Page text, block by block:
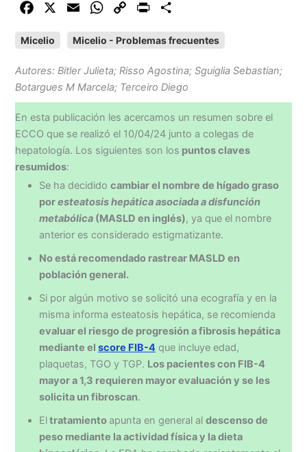
c
o
o
k
a
W
a
p
p
C
p
n
k
i
t
m
r
t
i
r
Micelio Micelio - Problemas frecuentes
Autores: Bitler Julieta; Risso Agostina; Sguiglia Sebastian;
Botargues M Marcela; Terceiro Diego
En esta publicación les acercamos un resumen sobre el
ECCO que se realizó el 10/04/24 junto a colegas de
hepatología. Los siguientes son los puntos claves
resumidos:
Se ha decididocambiar el nombre de hígado graso
poresteatosis hepática asociada a disfunción
metabólica (MASLD en inglés), ya que el nombre
anterior es considerado estigmatizante.
No está recomendado rastrear MASLD en
población general.
Si por algún motivo se solicitó una ecografía y en la
misma informa esteatosis hepática, se recomienda
evaluar el riesgo de progresión a fibrosis hepática
mediante elscore FIB-4 que incluye edad,
plaquetas, TGO y TGP. Los pacientes con FIB-4
mayor a 1,3 requieren mayor evaluación y se les
solicita un fibroscan.
Eltratamiento apunta en general aldescenso de
peso mediante la actividad física y la dieta